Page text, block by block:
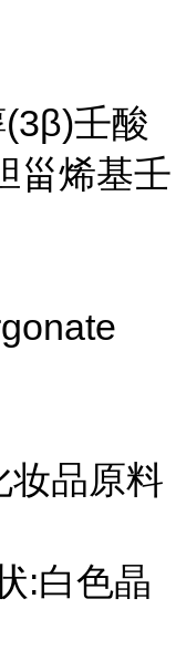
壬酸
甾烯基壬
妆品原料
:白色晶